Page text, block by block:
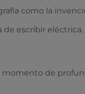
como la
escribir
momento de